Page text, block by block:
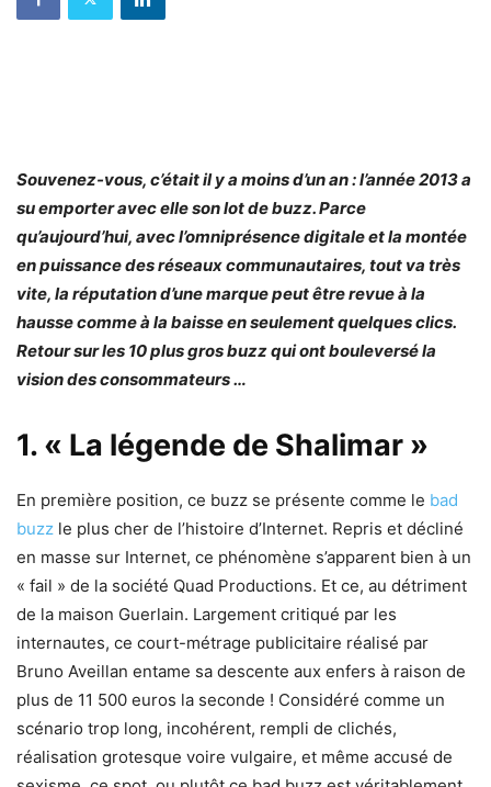
Souvenez-vous, c’était il y a moins d’un an : l’année 2013 a
su emporter avec elle son lot de buzz. Parce
qu’aujourd’hui, avec l’omniprésence digitale et la montée
en puissance des réseaux communautaires, tout va très
vite, la réputation d’une marque peut être revue à la
hausse comme à la baisse en seulement quelques clics.
Retour sur les 10 plus gros buzz qui ont bouleversé la
vision des consommateurs …
1. « La légende de Shalimar »
En première position, ce buzz se présente comme le bad
buzz le plus cher de l’histoire d’Internet. Repris et décliné
en masse sur Internet, ce phénomène s’apparent bien à un
« fail » de la société Quad Productions. Et ce, au détriment
de la maison Guerlain. Largement critiqué par les
internautes, ce court-métrage publicitaire réalisé par
Bruno Aveillan entame sa descente aux enfers à raison de
plus de 11 500 euros la seconde ! Considéré comme un
scénario trop long, incohérent, rempli de clichés,
réalisation grotesque voire vulgaire, et même accusé de